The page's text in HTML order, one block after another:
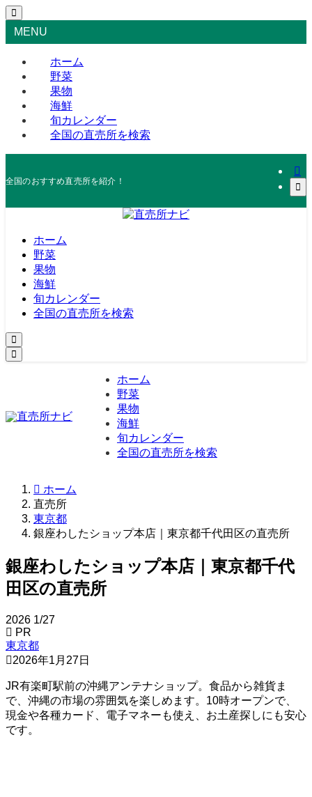
MENU
ホーム
野菜
果物
海鮮
旬カレンダー
全国の直売所を検索
全国のおすすめ直売所を紹介！
ホーム
野菜
果物
海鮮
旬カレンダー
全国の直売所を検索
ホーム
野菜
果物
海鮮
旬カレンダー
全国の直売所を検索
ホーム
直売所
東京都
銀座わしたショップ本店｜東京都千代田区の直売所
銀座わしたショップ本店｜東京都千代
田区の直売所
2026 1/27
PR
東京都
2026年1月27日
JR有楽町駅前の沖縄アンテナショップ。食品から雑貨ま
で、沖縄の市場の雰囲気を楽しめます。10時オープンで、
現金や各種カード、電子マネーも使え、お土産探しにも安心
です。